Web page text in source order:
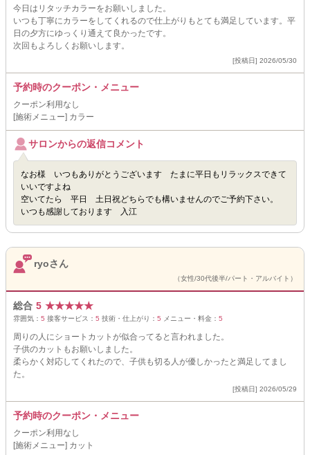
今日はリタッチカラーをお願いしました。
いつも丁寧にカラーをしてくれるので仕上がりもとても満足しています。平
日の夕方にゆっくり通えて良かったです。
次回もよろしくお願いします。
[投稿日] 2026/05/30
予約時のクーポン・メニュー
クーポン利用なし
[施術メニュー] カラー
サロンからの返信コメント
なお様 いつもありがとうございます たまに平日もリラックスできて
いいですよね
空いてたら 平日 土日祝どちらでも構いませんのでご予約下さい。
いつも感謝しております 入江
ryoさん
（女性/30代後半/パート・アルバイト）
総合 5 ★★★★★
雰囲気： 5 接客サービス： 5 技術・仕上がり： 5 メニュー・料金： 5
周りの人にショートカットが似合ってると言われました。
子供のカットもお願いしました。
柔らかく対応してくれたので、子供も切る人が優しかったと満足してまし
た。
[投稿日] 2026/05/29
予約時のクーポン・メニュー
クーポン利用なし
[施術メニュー] カット